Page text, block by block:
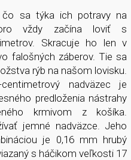
čo sa týka ich potravy na
vždy začína loviť s
Skracuje ho len v
falošných záberov. Tie sa
rýb na našom lovisku.
nadväzec je
predloženia nástrahy
krmivom z košíka.
jemné nadväzce. Jeho
je 0,16 mm hrubý
s háčikom veľkosti 17